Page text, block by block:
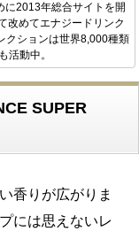
に2013年総合サイトを開
改めてエナジードリンク
クションは世界8,000種類
活動中。
SUPER
香りが広がりま
には思えないレ